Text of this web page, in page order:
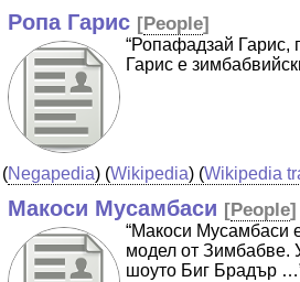
Ропа Гарис [People]
“Ропафадзай Гарис,
Гарис e
(Negapedia) (Wikipedia) (Wikipedia
Макоси Мусамбаси [People]
“Макоси Мусамбаси
модел от Зимбабве.
шоуто Биг Брадър